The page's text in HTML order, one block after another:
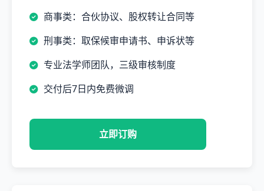
商事类：合伙协议、股权转让合同等
刑事类：取保候审申请书、申诉状等
专业法学师团队，三级审核制度
交付后7日内免费微调
立即订购